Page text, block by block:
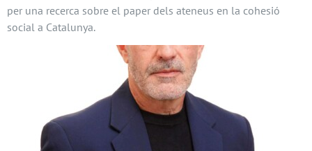
per una recerca sobre el paper dels ateneus en la cohesió
social a Catalunya.